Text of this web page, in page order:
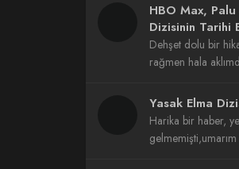
HBO Max,
Dizisinin Tarihi
Dehşet dolu bir
rağmen hala
Yasak Elma
Harika bir haber,